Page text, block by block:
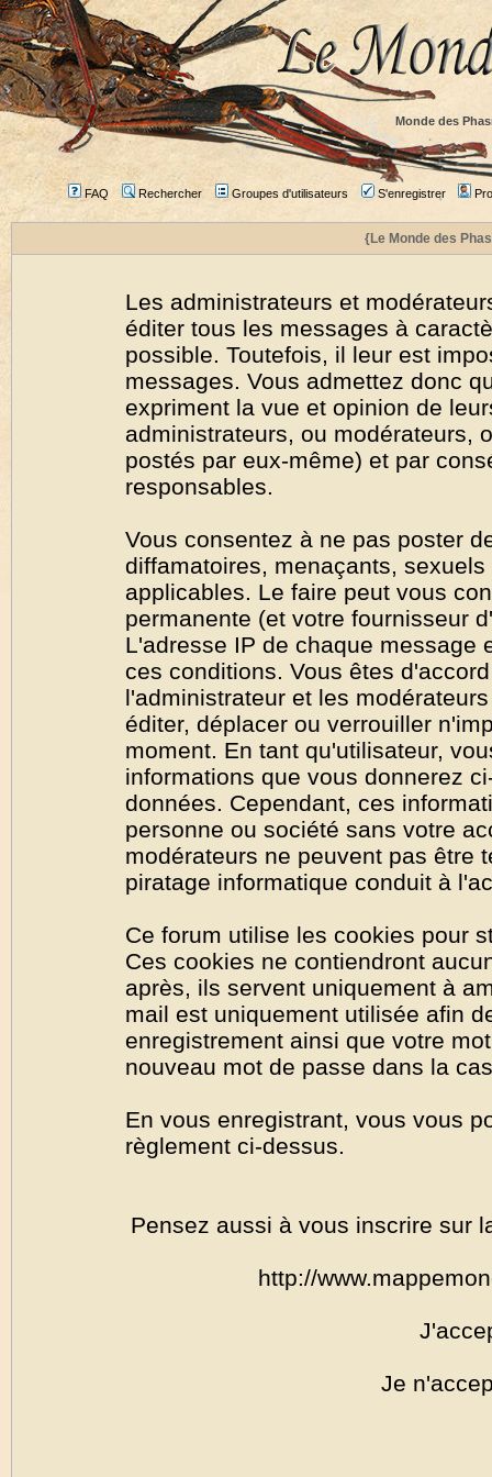
Monde des
FAQ Rechercher Groupes d'utilisateurs S'enregistrer
{Le Monde des
Les administrateurs et
éditer tous les messages à
possible. Toutefois, il leur est
messages. Vous admettez donc
expriment la vue et opinion de
administrateurs, ou modérateurs,
postés par eux-même) et par
responsables.
Vous consentez à ne pas poster
diffamatoires, menaçants,
applicables. Le faire peut vous
permanente (et votre fournisseur
L'adresse IP de chaque message
ces conditions. Vous êtes
l'administrateur et les
éditer, déplacer ou verrouiller
moment. En tant qu'utilisateur,
informations que vous donnerez
données. Cependant, ces
personne ou société sans votre
modérateurs ne peuvent pas être
piratage informatique conduit à
Ce forum utilise les cookies pour
Ces cookies ne contiendront
après, ils servent uniquement à
mail est uniquement utilisée afin
enregistrement ainsi que votre
nouveau mot de passe dans la
En vous enregistrant, vous vous
règlement ci-dessus.
Pensez aussi à vous inscrire sur
http://
Je